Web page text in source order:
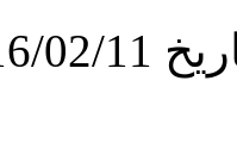
در